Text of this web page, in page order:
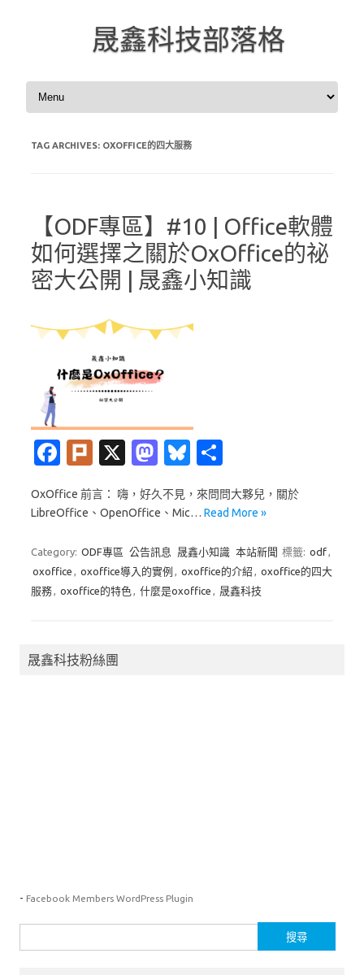
晟鑫科技部落格
Skip to content
TAG ARCHIVES: OXOFFICE的四大服務
【ODF專區】#10 | Office軟體
如何選擇之關於OxOffice的祕
密大公開 | 晟鑫小知識
Fa
e
o
o
Pl
k
X
M
t
d
o
Bl
es
y
OxOffice 前言： 嗨，好久不見，來問問大夥兒，關於
LibreOffice、OpenOffice、Mic… Read More »
Category: ODF專區 公告訊息 晟鑫小知識 本站新聞 標籤: odf,
oxoffice , oxoffice導入的實例 , oxoffice的介紹 , oxoffice的四大
服務, oxoffice的特色, 什麼是oxoffice , 晟鑫科技
晟鑫科技粉絲團
- Facebook Members WordPress Plugin
尋